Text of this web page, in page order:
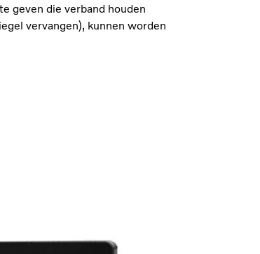
geven die verband houden
vervangen), kunnen worden